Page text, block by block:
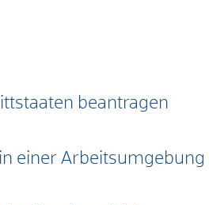
beantragen
einer